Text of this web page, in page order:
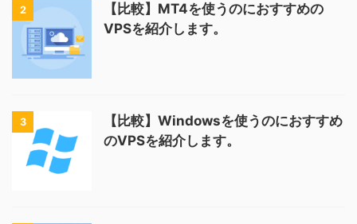
2
【比較】MT4を使うのにおすすめの
VPSを紹介します。
3
【比較】Windowsを使うのにおすすめ
のVPSを紹介します。